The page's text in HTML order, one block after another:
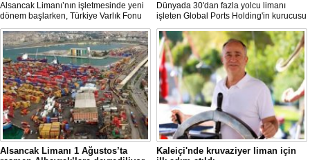
Alsancak Limanı’nın işletmesinde yeni
dönem başlarken, Türkiye Varlık Fonu
Yatırımlardan Sorumlu Genel Müdür
Yardımcısı Aziz Murat Uluğ, limanda
satış ya da imtiyaz devri yapılmadığını
belirterek, “Yük limanı operasyonlarını
yerli ve milli Alport’a teslim ettik”
açıklamasında bulundu.
Dünyada 30'dan fazla yolcu limanı
işleten Global Ports Holding'in kurucusu
ve Yönetim Kurulu Başkanı Mehmet
Kutman'ın sahibi olduğu Ege Port
Kuşadası, yeni bir yatırım hamlesine
hazırlanıyor.
Alsancak Limanı 1 Ağustos’ta
Kaleiçi'nde kruvaziyer liman için